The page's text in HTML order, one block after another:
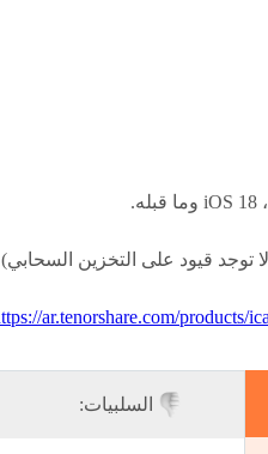
توجد قيود على التخزين
ar.tenorshare.com/products/
السلبيات: